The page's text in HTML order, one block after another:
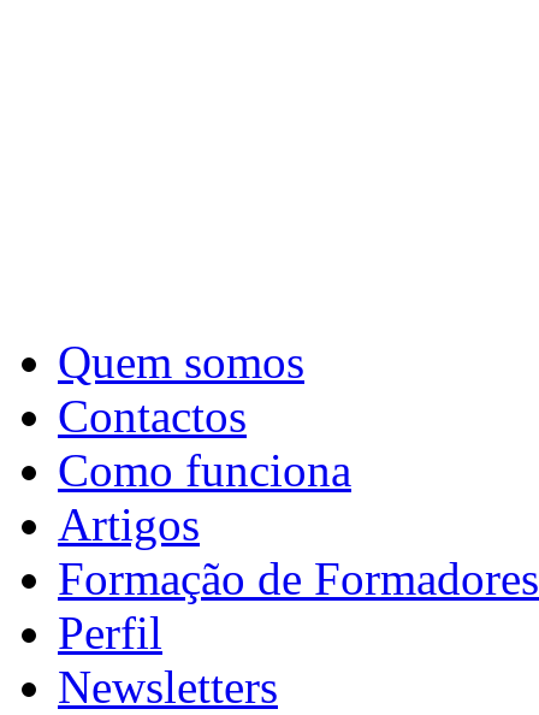
Quem somos
Contactos
Como funciona
Artigos
Formação de Formadores
Perfil
Newsletters